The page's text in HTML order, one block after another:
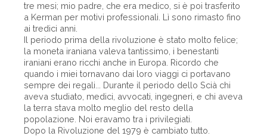
tre mesi; mio padre, che era medico, si è poi trasferito
a Kerman per motivi professionali. Lì sono rimasto fino
ai tredici anni.
Il periodo prima della rivoluzione è stato molto felice;
la moneta iraniana valeva tantissimo, i benestanti
iraniani erano ricchi anche in Europa. Ricordo che
quando i miei tornavano dai loro viaggi ci portavano
sempre dei regali... Durante il periodo dello Scià chi
aveva studiato, medici, avvocati, ingegneri, e chi aveva
la terra stava molto meglio del resto della
popolazione. Noi eravamo tra i privilegiati.
Dopo la Rivoluzione del 1979 è cambiato tutto.